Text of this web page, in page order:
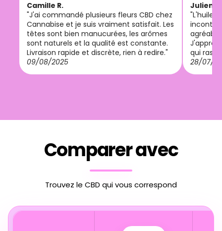
Camille R.
"J'ai commandé plusieurs fleurs CBD chez
Cannabise et je suis vraiment satisfait. Les
têtes sont bien manucurées, les arômes
sont naturels et la qualité est constante.
Livraison rapide et discrète, rien à redire."
09/08/2025
Julien
"L'huile
qui
28/07/
Comparer avec
Trouvez le CBD qui vous correspond